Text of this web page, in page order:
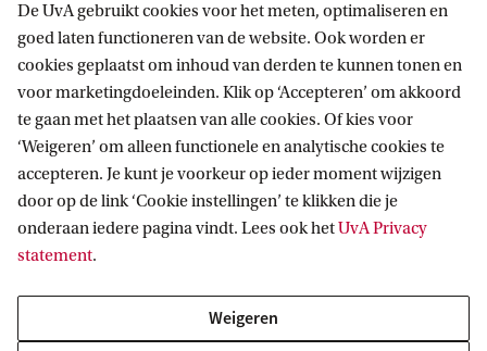
onderzoek naar de identiteitsvorming van drie
generaties Marokkaanse-Nederlanders in
Amsterdam. Dat vroeg echt een stapje meer: ik
moest hard werken om mensen te vinden die hun
verhaal wilden delen. Erg interessant en ik heb er
veel van geleerd.’
Tips voor toekomstige studenten?
‘Je moet echt gaan doen wat je leuk vindt. Het is
een cliché, maar wel echt waar. Als ik niet had
De UvA gebruikt cookies voor het meten, optimaliseren en
goed laten functioneren van de website. Ook worden er
cookies geplaatst om inhoud van derden te kunnen tonen en
voor marketingdoeleinden. Klik op ‘Accepteren’ om akkoord
te gaan met het plaatsen van alle cookies. Of kies voor
‘Weigeren’ om alleen functionele en analytische cookies te
accepteren. Je kunt je voorkeur op ieder moment wijzigen
door op de link ‘Cookie instellingen’ te klikken die je
onderaan iedere pagina vindt. Lees ook hetUvA Privacy
statement.
Weigeren